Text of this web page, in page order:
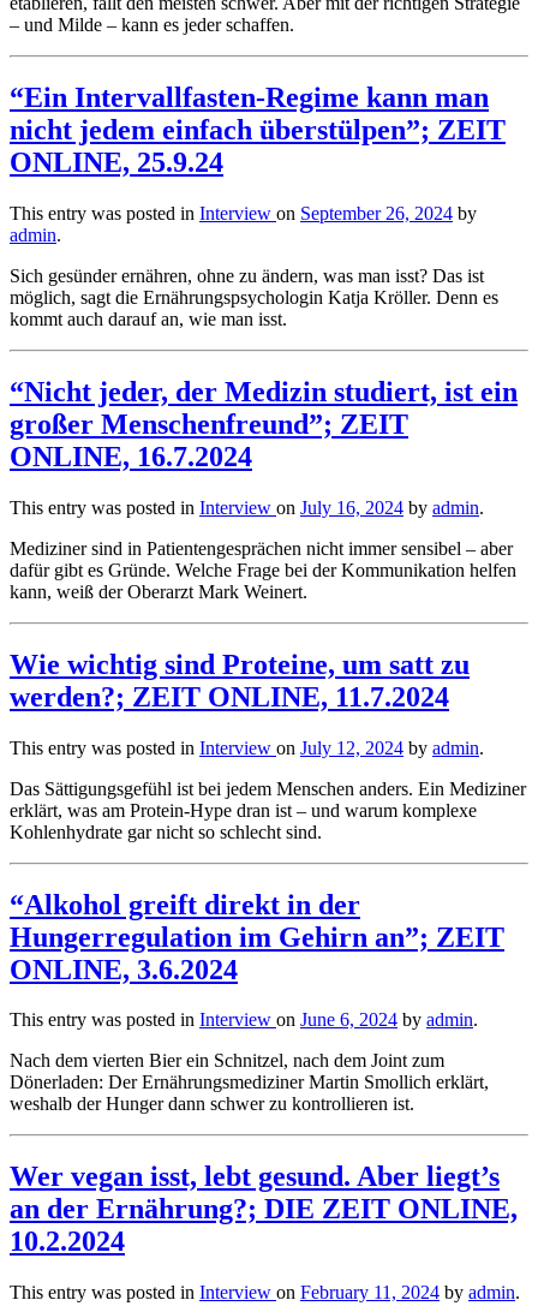
– und Milde – kann es jeder schaffen.
“Ein Intervallfasten-Regime kann man
nicht jedem einfach überstülpen”; ZEIT
ONLINE, 25.9.24
This entry was posted in Interview on September 26, 2024 by
admin.
Sich gesünder ernähren, ohne zu ändern, was man isst? Das ist
möglich, sagt die Ernährungspsychologin Katja Kröller. Denn es
kommt auch darauf an, wie man isst.
“Nicht jeder, der Medizin studiert, ist ein
großer Menschenfreund”; ZEIT
ONLINE, 16.7.2024
This entry was posted in Interview on July 16, 2024 by admin.
Mediziner sind in Patientengesprächen nicht immer sensibel – aber
dafür gibt es Gründe. Welche Frage bei der Kommunikation helfen
kann, weiß der Oberarzt Mark Weinert.
Wie wichtig sind Proteine, um satt zu
werden?; ZEIT ONLINE, 11.7.2024
This entry was posted in Interview on July 12, 2024 by admin.
Das Sättigungsgefühl ist bei jedem Menschen anders. Ein Mediziner
erklärt, was am Protein-Hype dran ist – und warum komplexe
Kohlenhydrate gar nicht so schlecht sind.
“Alkohol greift direkt in der
Hungerregulation im Gehirn an”; ZEIT
ONLINE, 3.6.2024
This entry was posted in Interview on June 6, 2024 by admin.
Nach dem vierten Bier ein Schnitzel, nach dem Joint zum
Dönerladen: Der Ernährungsmediziner Martin Smollich erklärt,
weshalb der Hunger dann schwer zu kontrollieren ist.
Wer vegan isst, lebt gesund. Aber liegt’s
an der Ernährung?; DIE ZEIT ONLINE,
10.2.2024
This entry was posted in Interview on February 11, 2024 by admin.